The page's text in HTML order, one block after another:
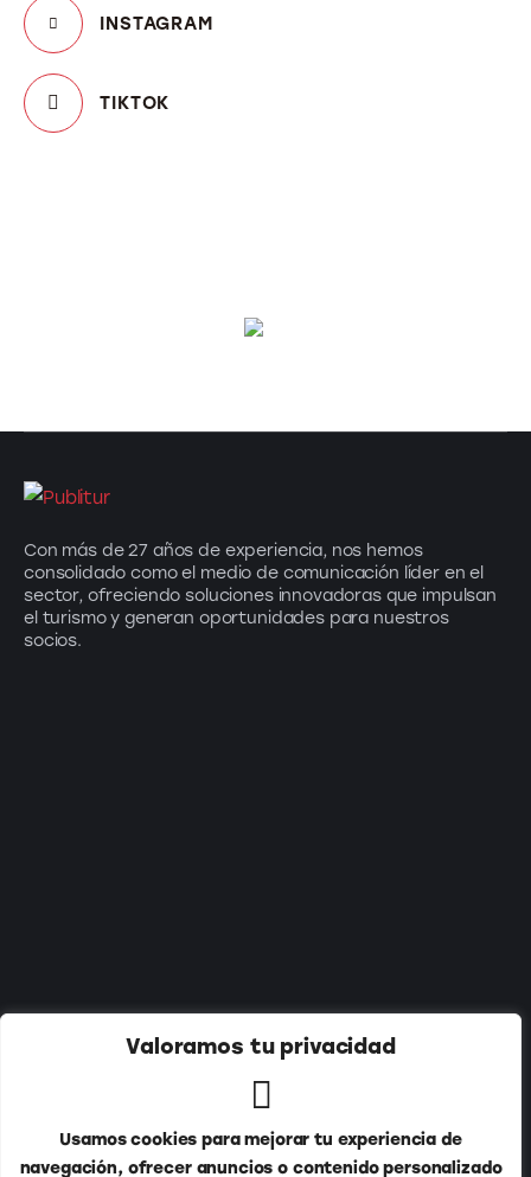
Valoramos tu privacidad
Usamos cookies para mejorar tu experiencia de
navegación, ofrecer anuncios o contenido personalizado
INSTAGRAM
TIKTOK
Con más de 27 años de experiencia, nos hemos
consolidado como el medio de comunicación líder en el
sector, ofreciendo soluciones innovadoras que impulsan
el turismo y generan oportunidades para nuestros
socios.